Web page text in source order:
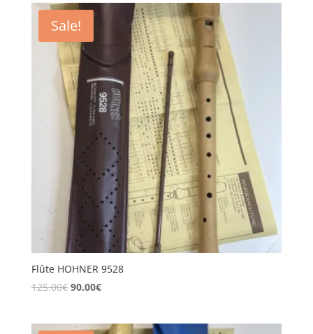
Sale!
Flûte HOHNER 9528
125.00€ 90.00€